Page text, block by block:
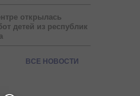
открылась
детей из республик
ВСЕ НОВОСТИ